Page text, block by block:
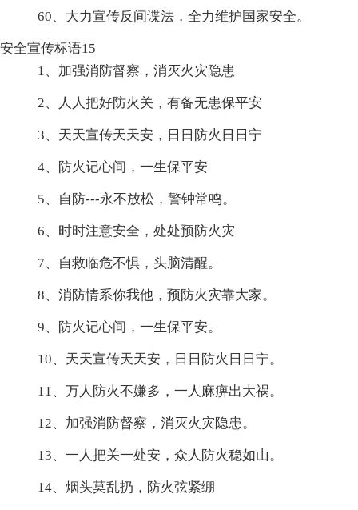
60、大力宣传反间谍法，全力维护国家安全。
安全宣传标语15
1、加强消防督察，消灭火灾隐患
2、人人把好防火关，有备无患保平安
3、天天宣传天天安，日日防火日日宁
4、防火记心间，一生保平安
5、自防---永不放松，警钟常鸣。
6、时时注意安全，处处预防火灾
7、自救临危不惧，头脑清醒。
8、消防情系你我他，预防火灾靠大家。
9、防火记心间，一生保平安。
10、天天宣传天天安，日日防火日日宁。
11、万人防火不嫌多，一人麻痹出大祸。
12、加强消防督察，消灭火灾隐患。
13、一人把关一处安，众人防火稳如山。
14、烟头莫乱扔，防火弦紧绷